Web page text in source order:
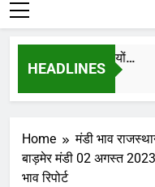
रोजाना
HEADLINES
किसानों, व्यापारियों…
Home
मंडी भाव
बाड़मेर मंडी 02 अगस्त 2023
भाव रिपोर्ट